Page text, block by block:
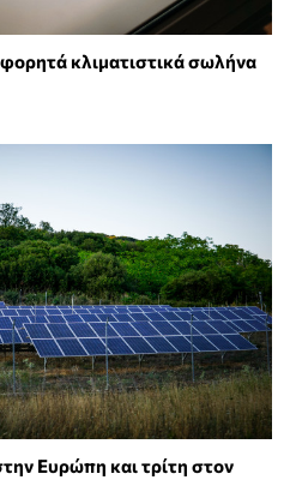
κλιματιστικά σωλήνα
Ευρώπη και τρίτη στον